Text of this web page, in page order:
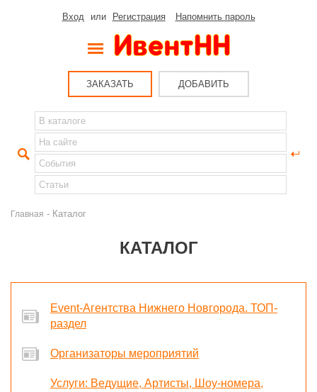
Вход или Регистрация Напомнить пароль
ЗАКАЗАТЬ ДОБАВИТЬ
Главная - Каталог
КАТАЛОГ
Event-Агентства Нижнего Новгорода. ТОП-
раздел
Организаторы мероприятий
Услуги: Ведущие, Артисты, Шоу-номера,